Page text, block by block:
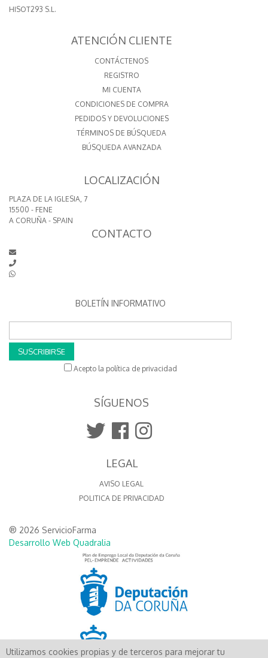
HISOT293 S.L.
ATENCIÓN CLIENTE
CONTÁCTENOS
REGISTRO
MI CUENTA
CONDICIONES DE COMPRA
PEDIDOS Y DEVOLUCIONES
TÉRMINOS DE BÚSQUEDA
BÚSQUEDA AVANZADA
LOCALIZACIÓN
PLAZA DE LA IGLESIA, 7
15500 - FENE
A CORUÑA - SPAIN
CONTACTO
BOLETÍN INFORMATIVO
SUSCRIBIRSE
Acepto la política de privacidad
SÍGUENOS
LEGAL
AVISO LEGAL
POLITICA DE PRIVACIDAD
® 2026 ServicioFarma
Desarrollo Web Quadralia
Utilizamos cookies propias y de terceros para mejorar tu